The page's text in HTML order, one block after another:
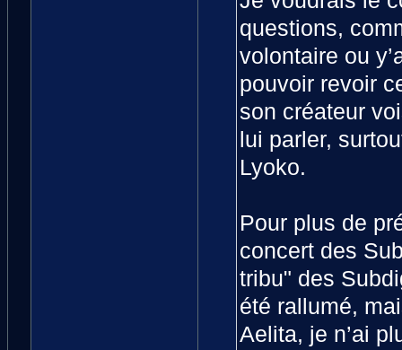
questions,
volontaire ou
pouvoir revoir
son créateur
lui parler,
Lyoko.
Pour plus de
concert des
tribu" des
été rallumé,
Aelita, je n’ai